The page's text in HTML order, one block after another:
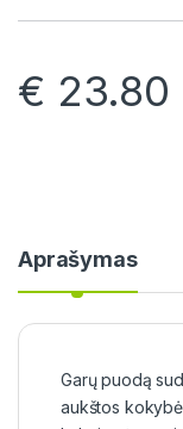
€ 23.80
Aprašymas
Garų puodą
aukštos